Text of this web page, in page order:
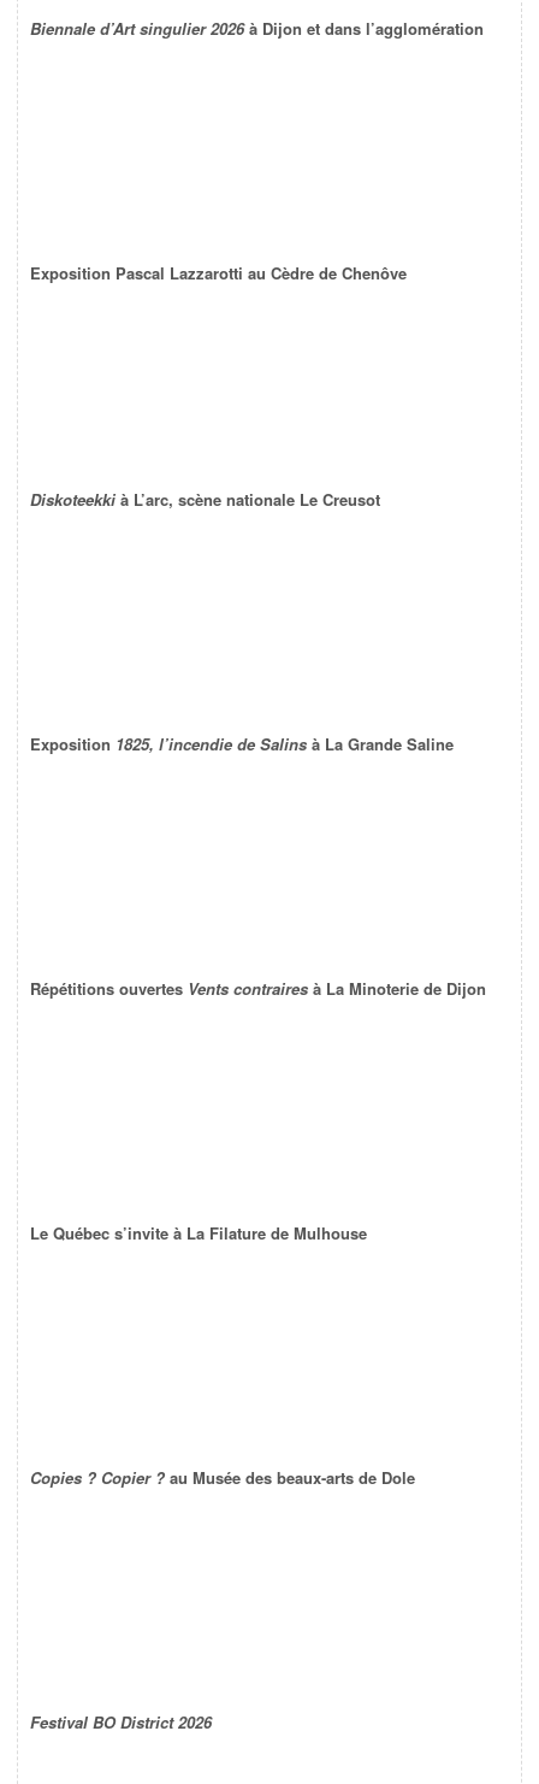
Biennale d’Art singulier 2026à Dijon et dans l’agglomération
Exposition Pascal Lazzarotti au Cèdre de Chenôve
Diskoteekki à L’arc, scène nationale Le Creusot
Exposition 1825, l’incendie de Salins à La Grande Saline
Répétitions ouvertes Vents contraires à La Minoterie de Dijon
Le Québec s’invite à La Filature de Mulhouse
Copies ? Copier ? au Musée des beaux-arts de Dole
Festival BO District 2026